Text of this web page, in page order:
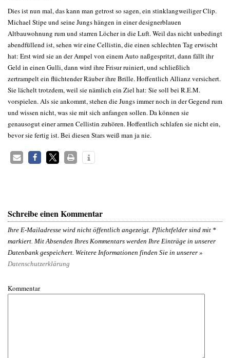
Dies ist nun mal, das kann man getrost so sagen, ein stinklangweiliger Clip.
Michael Stipe und seine Jungs hängen in einer designerblauen
Altbauwohnung rum und starren Löcher in die Luft. Weil das nicht unbedingt
abendfüllend ist, sehen wir eine Cellistin, die einen schlechten Tag erwischt
hat: Erst wird sie an der Ampel von einem Auto naßgespritzt, dann fällt ihr
Geld in einen Gulli, dann wird ihre Frisur ruiniert, und schließlich
zertrampelt ein flüchtender Räuber ihre Brille. Hoffentlich Allianz versichert.
Sie lächelt trotzdem, weil sie nämlich ein Ziel hat: Sie soll bei R.E.M.
vorspielen. Als sie ankommt, stehen die Jungs immer noch in der Gegend rum
und wissen nicht, was sie mit sich anfangen sollen. Da können sie
genausogut einer armen Cellistin zuhören. Hoffentlich schlafen sie nicht ein,
bevor sie fertig ist. Bei diesen Stars weiß man ja nie.
Schreibe einen Kommentar
Ihre E-Mailadresse wird nicht öffentlich angezeigt. Pflichtfelder sind mit *
markiert. Mit Absenden Ihres Kommentars werden Ihre Einträge in unserer
Datenbank gespeichert. Weitere Informationen finden Sie in unserer »
Datenschutzerklärung
Kommentar